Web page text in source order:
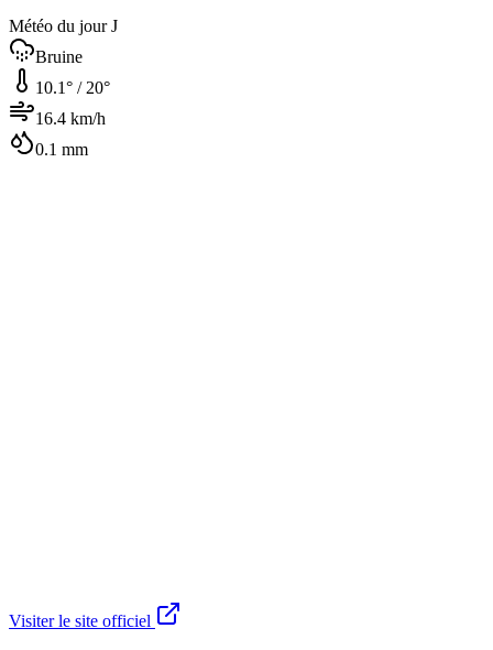
Météo du jour J
Bruine
10.1° / 20°
16.4 km/h
0.1 mm
Visiter le site officiel